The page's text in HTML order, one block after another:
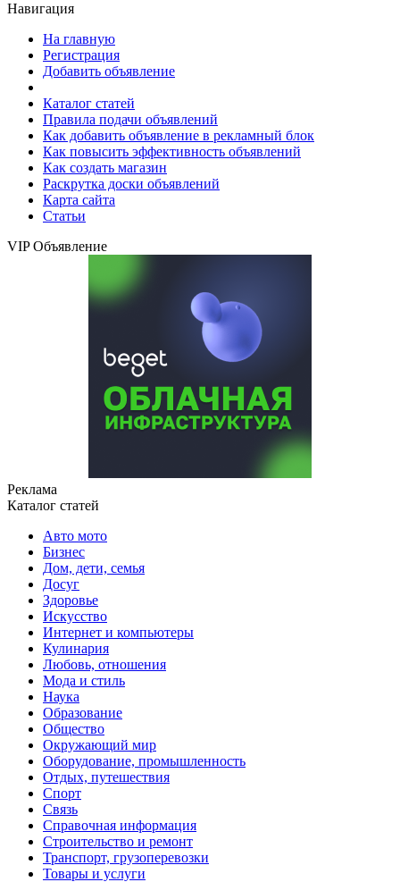
Навигация
На главную
Регистрация
Добавить объявление
Каталог статей
Правила подачи объявлений
Как добавить объявление в рекламный блок
Как повысить эффективность объявлений
Как создать магазин
Раскрутка доски объявлений
Карта сайта
Статьи
VIP Объявление
Реклама
Каталог статей
Авто мото
Бизнес
Дом, дети, семья
Досуг
Здоровье
Искусство
Интернет и компьютеры
Кулинария
Любовь, отношения
Мода и стиль
Наука
Образование
Общество
Окружающий мир
Оборудование, промышленность
Отдых, путешествия
Спорт
Связь
Справочная информация
Строительство и ремонт
Транспорт, грузоперевозки
Товары и услуги